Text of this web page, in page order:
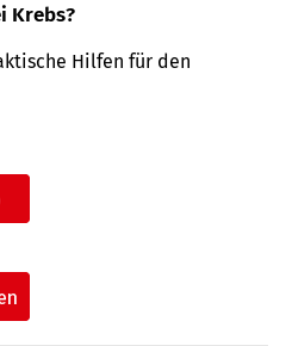
Krebs?
Hilfen für den